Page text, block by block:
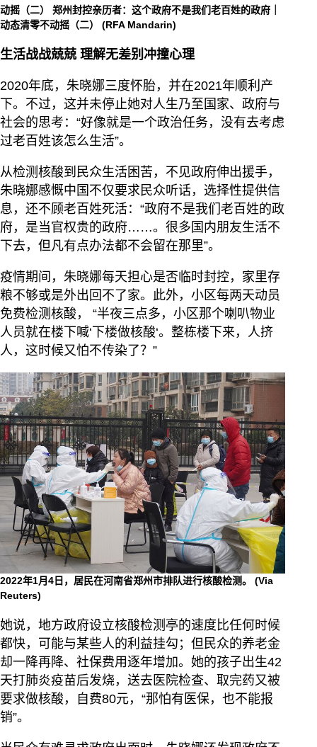
动摇（二） 郑州封控亲历者：这个政府不是我们老百姓的政府｜
动态清零不动摇（二） (RFA Mandarin)
生活战战兢兢 理解无差别冲撞心理
2020年底，朱晓娜三度怀胎，并在2021年顺利产
下。不过，这并未停止她对人生乃至国家、政府与
社会的思考：“好像就是一个政治任务，没有去考虑
过老百姓该怎么生活”。
从检测核酸到民众生活困苦，不见政府伸出援手，
朱晓娜感慨中国不仅要求民众听话，选择性提供信
息，还不顾老百姓死活：“政府不是我们老百姓的政
府，是当官权贵的政府……。很多国内朋友生活不
下去，但凡有点办法都不会留在那里”。
疫情期间，朱晓娜每天担心是否临时封控，家里存
粮不够或是外出回不了家。此外，小区每两天动员
免费检测核酸， “半夜三点多，小区那个喇叭物业
人员就在楼下喊‘下楼做核酸‘。整栋楼下来，人挤
人，这时候又怕不传染了？”
2022年1月4日，居民在河南省郑州市排队进行核酸检测。 (Via
Reuters)
她说，地方政府设立核酸检测亭的速度比任何时候
都快，可能与某些人的利益挂勾；但民众的养老金
却一降再降、社保费用逐年增加。她的孩子出生42
天打肺炎疫苗后发烧，送去医院检查、取完药又被
要求做核酸，自费80元，“那怕有医保，也不能报
销”。